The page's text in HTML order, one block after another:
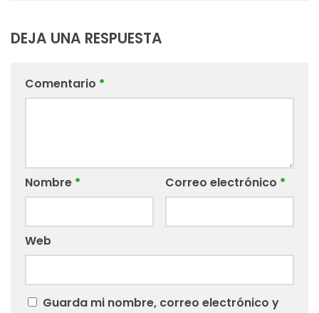
DEJA UNA RESPUESTA
Comentario *
Nombre * Correo electrónico *
Web
Guarda mi nombre, correo electrónico y